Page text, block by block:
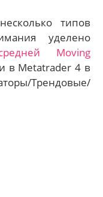
типов
уделено
Moving
в Metatrader 4 в
Трендовые/